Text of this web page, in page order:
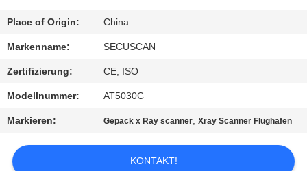
MIT
UNS
IN
VERBINDUNG
NACHRICHTEN
Place of Origin: China
Markenname: SECUSCAN
Zertifizierung: CE, ISO
Modellnummer: AT5030C
Markieren: Gepäck x Ray scanner,Xray Scanner Flughafen
KONTAKT!